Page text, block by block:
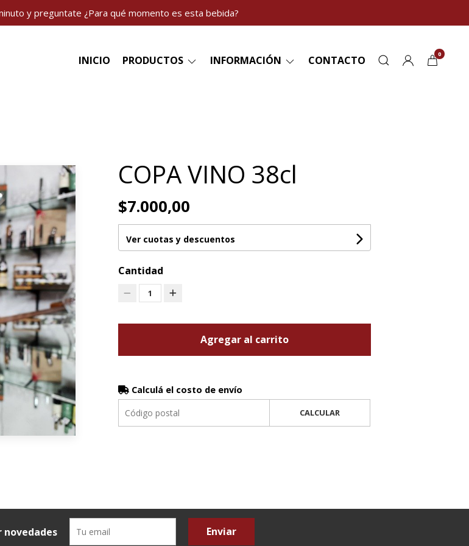
y preguntate ¿Para qué momento es esta bebida?
INICIO PRODUCTOS INFORMACIÓN CONTACTO 0
COPA VINO 38cl
$7.000,00
Ver cuotas y descuentos
Cantidad
1
Agregar al carrito
Calculá el costo de envío
CALCULAR
Enviar